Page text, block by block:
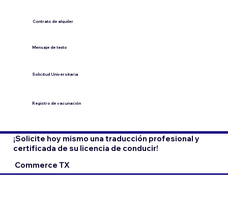
Contrato de alquiler
​Mensaje de texto
​Solicitud Universitaria
Registro de vacunación
¡Solicite hoy mismo una traducción profesional y
certificada de su licencia de conducir!
Commerce TX